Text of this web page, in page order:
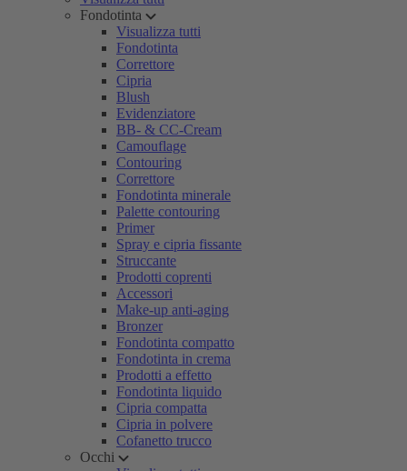
Fondotinta
Visualizza tutti
Fondotinta
Correttore
Cipria
Blush
Evidenziatore
BB- & CC-Cream
Camouflage
Contouring
Correttore
Fondotinta minerale
Palette contouring
Primer
Spray e cipria fissante
Struccante
Prodotti coprenti
Accessori
Make-up anti-aging
Bronzer
Fondotinta compatto
Fondotinta in crema
Prodotti a effetto
Fondotinta liquido
Cipria compatta
Cipria in polvere
Cofanetto trucco
Occhi